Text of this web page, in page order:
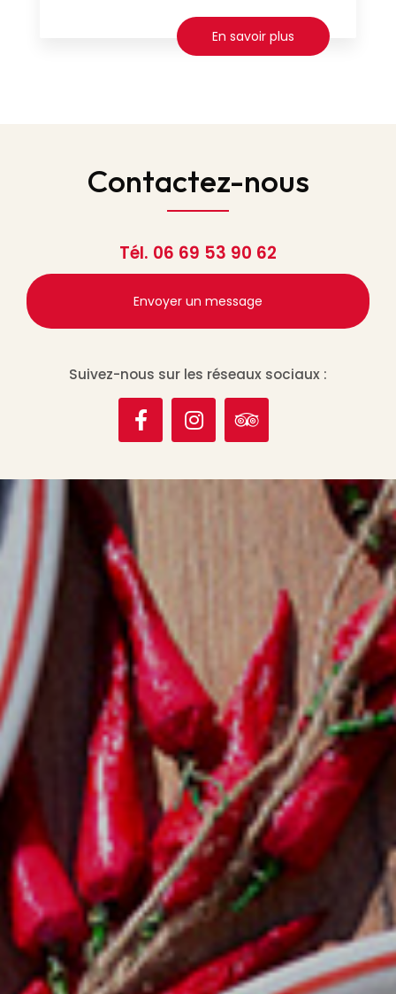
En savoir plus
Contactez-nous
Tél. 06 69 53 90 62
Envoyer un message
Suivez-nous sur les réseaux sociaux :